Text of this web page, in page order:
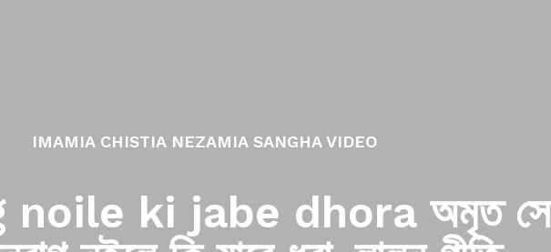
IMAMIA CHISTIA NEZAMIA SANGHA VIDEO
noile ki jabe dhora অমৃত সে